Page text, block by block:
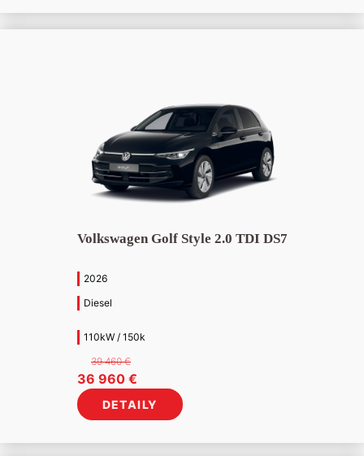
420 €.
920 €.
Volkswagen Golf Style 2.0 TDI DS7
2026
Diesel
110kW / 150k
39 460€
Pôvodná
cena
bola:
36 960 €Aktuálna
cena
je:
DETAILY